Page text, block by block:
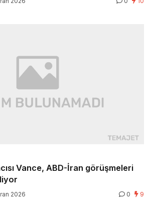
Vance, ABD-İran görüşmeleri
2026 0 9